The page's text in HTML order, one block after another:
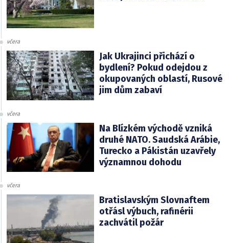
včera
Jak Ukrajinci přichází o
bydlení? Pokud odejdou z
okupovaných oblastí, Rusové
jim dům zabaví
včera
Na Blízkém východě vzniká
druhé NATO. Saudská Arábie,
Turecko a Pákistán uzavřely
významnou dohodu
včera
Bratislavským Slovnaftem
otřásl výbuch, rafinérii
zachvátil požár